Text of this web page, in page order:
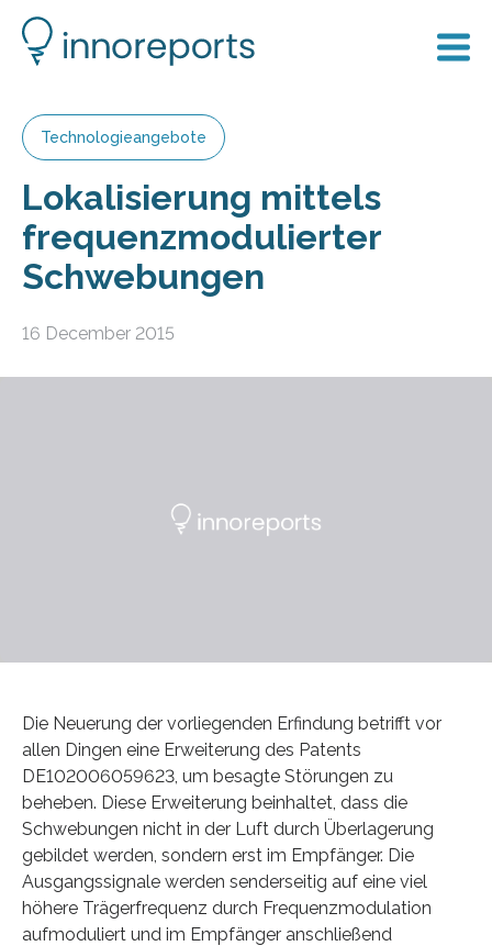
Technologieangebote
Lokalisierung mittels
frequenzmodulierter
Schwebungen
16 December 2015
Die Neuerung der vorliegenden Erfindung betrifft vor
allen Dingen eine Erweiterung des Patents
DE102006059623, um besagte Störungen zu
beheben. Diese Erweiterung beinhaltet, dass die
Schwebungen nicht in der Luft durch Überlagerung
gebildet werden, sondern erst im Empfänger. Die
Ausgangssignale werden senderseitig auf eine viel
höhere Trägerfrequenz durch Frequenzmodulation
aufmoduliert und im Empfänger anschließend